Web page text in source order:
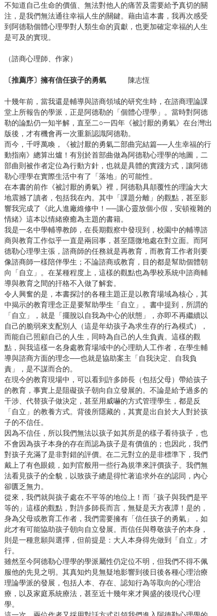
不知道自己生命的價值、無法對他人的痛苦及需要給予真切的關
注，是我們無法通往幸福人生的關鍵。藉由這本書，我再次感受
到阿德勒個體心理學對人類生命的貢獻，也更加確定幸福的人生
是可及的實現。
（諮商心理師、作家）
〔推薦序〕擁有信任孩子的勇氣 陳志恆
十幾年前，當我還是輔導與諮商領域的研究生時，在諮商理論課
堂上所報告的學派，正是阿德勒的「個體心理學」。當時對阿德
勒的論點仍一知半解，直至二○一四年《被討厭的勇氣》在台灣出
版後，才有機會再一次重新認識阿德勒。
而今，千呼萬喚，《被討厭的勇氣二部曲完結篇──人生幸福的行
動指南》總算出爐！有別於首部曲做為阿德勒心理學的地圖，二
部曲則被作者定位為行動方針，也就是具體的實踐方式，讓阿德
勒心理學在實際生活中有了「落地」的可能性。
在本書的前作《被討厭的勇氣》裡，阿德勒具顛覆性的理論大大
地震撼了讀者，包括我在內。其中「課題分離」的觀點，甚至影
響我完成了《此人進廠維修中！──讓心靈放個小假，安頓複雜的
情緒》這本以情緒療癒為主題的書籍。
我是一名中學輔導教師，在長期觀察中發現到，校園中的輔導諮
商與教育工作似乎一直是兩回事，甚至隱微地處在對立面。而阿
德勒心理學主張，諮商師的任務就是再教育，而教育工作者則要
像諮商師一樣陪伴學生；不論諮商或教育，目的都是幫助個體朝
向「自立」。在某種程度上，這樣的觀點也為學校系統中諮商輔
導與教育之間的扞格不入做了解套。
令人興奮的是，本書探討的各種主題正是以教育場域為核心，其
中揭示的教育理念正是要幫助學生「自立」。書中提到，所謂的
「自立」，就是「擺脫以自我為中心的狀態」，亦即不再繼續以
自己的脆弱來支配別人（這是年幼孩子為求生存的行為模式），
而能自己照顧自己的人生，同時為自己的人生負責。這樣的觀
點，與我這樣一名身處教育場域中的心理助人工作者，在學生輔
導與諮商方面的理念──也就是協助案主「自我決定、自我負
責」，是不謀而合的。
在現今的教育現場中，可以看到許多師長（包括父母）帶給孩子
的教育，事實上是阻礙孩子朝向自立發展的。不論是給予過多的
干涉、代替孩子做決定，甚至用威嚇的方式管理學生，都是反
「自立」的教養方式。背後所隱藏的，其實是出自於大人對於孩
子的不信任。
因為不信任，所以我們無法以孩子如其所是的樣子看待孩子，也
不會因為孩子本身的存在而認為孩子是有價值的；也因此，我們
對孩子充滿了是非對錯的評價。在二元對立的是非標準下，我們
戴上了有色眼鏡，如判官般用一些行為規準來評價孩子。我們無
法看見孩子的全貌，以致孩子總是得忙著追求外在的認同，內心
卻匱乏無力。
從來，我們就與孩子處在不平等的地位上！而「孩子與我們是平
等的」這樣的觀點，對許多師長而言，無疑是天方夜譚！是的，
身為父母或教育工作者，我們需要擁有「信任孩子的勇氣」，如
此才有可能協助孩子朝向自立發展。而信任與尊敬孩子的本身，
則是一種意願與選擇，但前提是：大人本身得先做到「自立」才
行。
雖然至今阿德勒心理學的學派屬性仍定位不明，但我們不得不佩
服他的先見之明。其真知灼見無疑地影響到後日後各種心理治療
理論學派的發展，包括人本、存在、認知行為等取向的心理治
療，以及家庭系統療法，甚至近十幾年來才興盛的後現代心理
學。